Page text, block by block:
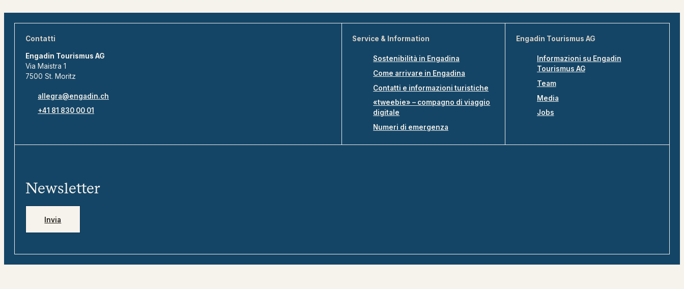
Contatti
Engadin Tourismus AG
Via Maistra 1
7500 St. Moritz
allegra@engadin.ch
+41 81 830 00 01
Service & Information
Sostenibilità in Engadina
Come arrivare in Engadina
Contatti e informazioni turistiche
«tweebie» – compagno di viaggio
digitale
Numeri di emergenza
Engadin Tourismus AG
Informazioni su Engadin
Tourismus AG
Team
Media
Jobs
Newsletter
Invia